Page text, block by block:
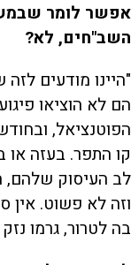
אפשר לומר
השב"חים, לא?
"היינו מודעים
הם לא הוציאו
הפוטנציאל,
קו התפר. בעזה או
לב העיסוק שלהם,
וזה לא פשוט.
בה לטרור, גרמו